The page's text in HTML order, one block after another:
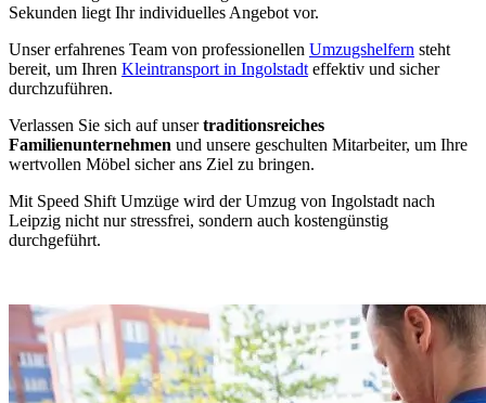
Sekunden liegt Ihr individuelles Angebot vor.
Unser erfahrenes Team von professionellen Umzugshelfern steht
bereit, um Ihren Kleintransport in Ingolstadt effektiv und sicher
durchzuführen.
Verlassen Sie sich auf unsertraditionsreiches
Familienunternehmen und unsere geschulten Mitarbeiter, um Ihre
wertvollen Möbel sicher ans Ziel zu bringen.
Mit Speed Shift Umzüge wird der Umzug von Ingolstadt nach
Leipzig nicht nur stressfrei, sondern auch kostengünstig
durchgeführt.